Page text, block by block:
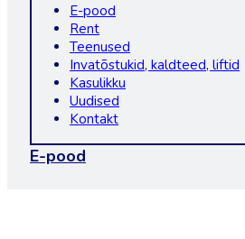
E-pood
Rent
Teenused
Invatõstukid, kaldteed, liftid
Kasulikku
Uudised
Kontakt
E-pood